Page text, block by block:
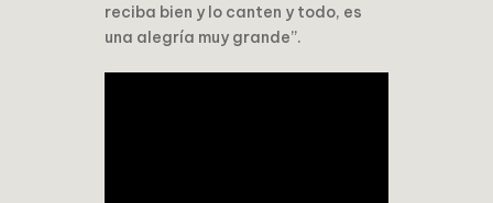
reciba bien y lo canten y todo, es
una alegría muy grande”.